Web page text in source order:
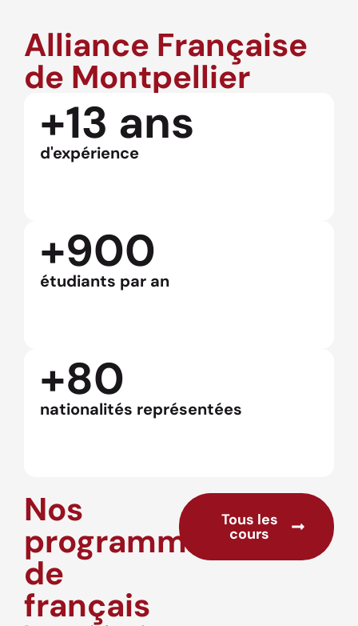
Alliance Française
de Montpellier
+13 ans
d'expérience
+900
étudiants par an
+80
nationalités représentées
Nos
programmes
de
français
Tous les
cours